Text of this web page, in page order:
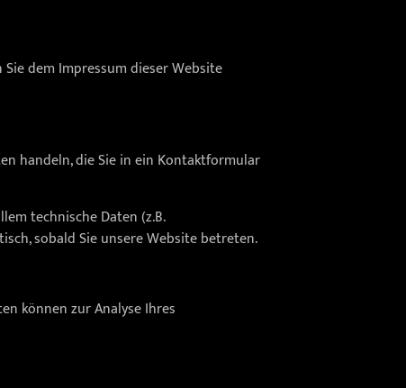
dem Impressum dieser Website
handeln, die Sie in ein Kontaktformular
technische Daten (z.B.
sobald Sie unsere Website betreten.
können zur Analyse Ihres